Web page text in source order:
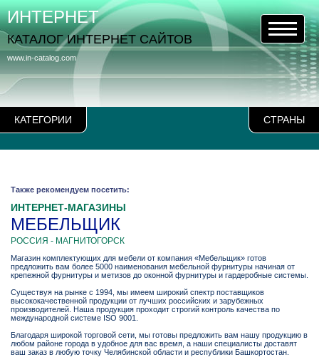
КАТЕГОРИИ СТРАНЫ
www.in-catalog.com
ИНТЕРНЕТ
КАТАЛОГ ИНТЕРНЕТ САЙТОВ
Также рекомендуем посетить:
ИНТЕРНЕТ-МАГАЗИНЫ
МЕБЕЛЬЩИК
РОССИЯ - МАГНИТОГОРСК
Магазин комплектующих для мебели от компания «Мебельщик» готов
предложить вам более 5000 наименования мебельной фурнитуры начиная от
крепежной фурнитуры и метизов до оконной фурнитуры и гардеробные системы.
Существуя на рынке с 1994, мы имеем широкий спектр поставщиков
высококачественной продукции от лучших российских и зарубежных
производителей. Наша продукция проходит строгий контроль качества по
международной системе ISO 9001.
Благодаря широкой торговой сети, мы готовы предложить вам нашу продукцию в
любом районе города в удобное для вас время, а наши специалисты доставят
ваш заказ в любую точку Челябинской области и республики Башкортостан.